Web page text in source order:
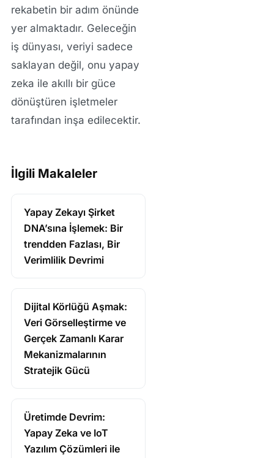
rekabetin bir adım önünde
yer almaktadır. Geleceğin
iş dünyası, veriyi sadece
saklayan değil, onu yapay
zeka ile akıllı bir güce
dönüştüren işletmeler
tarafından inşa edilecektir.
İlgili Makaleler
Yapay Zekayı Şirket
DNA’sına İşlemek: Bir
trendden Fazlası, Bir
Verimlilik Devrimi
Dijital Körlüğü Aşmak:
Veri Görselleştirme ve
Gerçek Zamanlı Karar
Mekanizmalarının
Stratejik Gücü
Üretimde Devrim:
Yapay Zeka ve IoT
Yazılım Çözümleri ile